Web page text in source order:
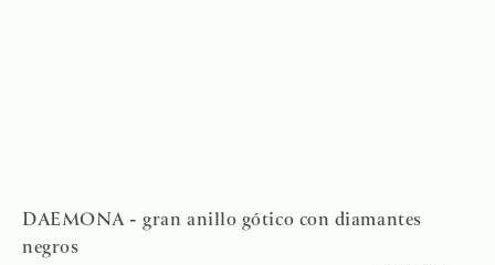
DAEMONA - gran anillo gótico con diamantes
negros